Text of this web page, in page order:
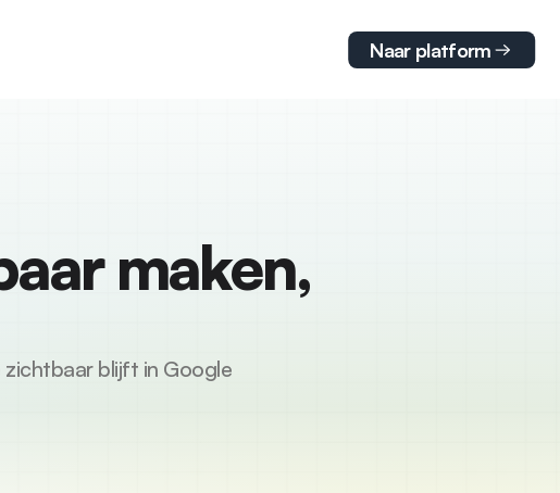
maken,
zichtbaar blijft in Google
Naar platform